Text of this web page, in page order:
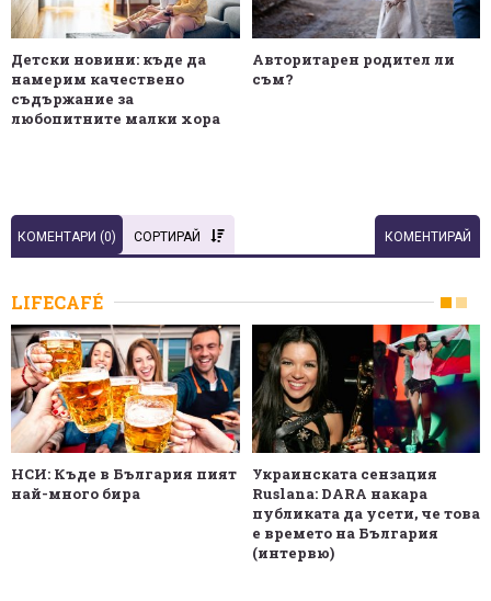
Детски новини: къде да
намерим качествено
съдържание за
любопитните малки хора
Авторитарен родител ли
съм?
КОМЕНТАРИ (0) СОРТИРАЙ КОМЕНТИРАЙ
LIFECAFÉ
НСИ: Къде в България пият
най-много бира
Украинската сензация
Ruslana: DARA накара
публиката да усети, че това
е времето на България
(интервю)